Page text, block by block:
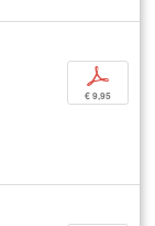
p
€ 9,95